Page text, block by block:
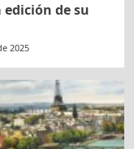
edición de su
2025